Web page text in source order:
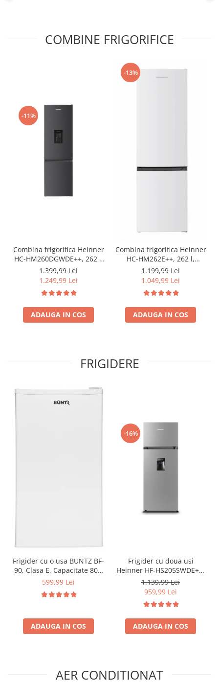
COMBINE FRIGORIFICE
-11%
Combina frigorifica Heinner
HC-HM260DGWDE++, 262 l,
Clasa E, Dozator de apa,
Control electronic cu
cm, Gri antracit texturat
1.399,99 Lei
1.249,99 Lei
ADAUGA IN COS
-13%
Combina frigorifica Heinner
HC-HM262E++, 262 l,
Control electronic,
Iluminare LED, Usi
cm, Alb
1.199,99 Lei
1.049,99 Lei
ADAUGA IN COS
FRIGIDERE
Frigider cu o usa BUNTZ BF-
90, Clasa E, Capacitate 80L,
Iluminare interioara,
cm, Alb
599,99 Lei
ADAUGA IN COS
-16%
Frigider cu doua usi
Heinner HF-HS205SWDE++,
206 l, Dozator de apa,
Iluminare LED, H 143.4 cm,
1.139,99 Lei
959,99 Lei
ADAUGA IN COS
AER CONDITIONAT